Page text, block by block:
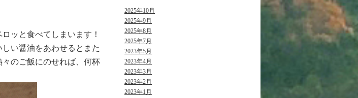
ッと食べてしまいます！
い醤油をあわせるとまた
のご飯にのせれば、何杯
2025年10月
2025年9月
2025年8月
2025年7月
2023年5月
2023年4月
2023年3月
2023年2月
2023年1月